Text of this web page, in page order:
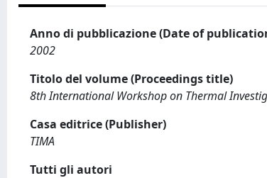
Anno di pubblicazione (Date of
2002
Titolo del volume (Proceedings title)
8th International Workshop on Thermal
Casa editrice (Publisher)
TIMA
Tutti gli autori